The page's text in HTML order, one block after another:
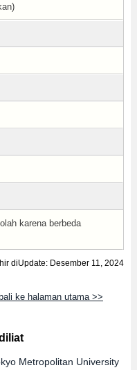
karena berbeda
diUpdate: Desember 11, 2024
ke halaman utama >>
Metropolitan University